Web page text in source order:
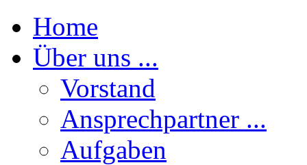
Home
Über uns ...
Vorstand
Ansprechpartner ...
Aufgaben